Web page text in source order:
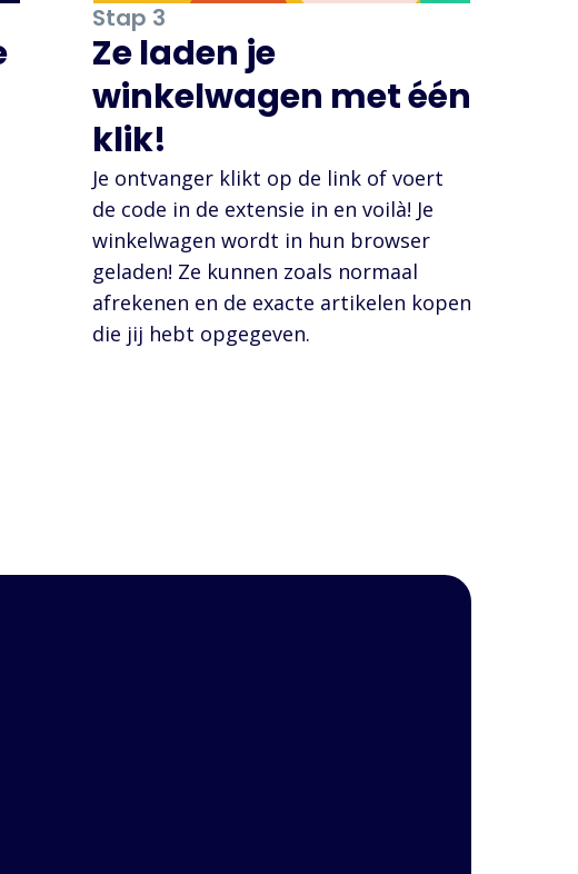
Stap 3
Ze laden je
winkelwagen met één
klik!
Je ontvanger klikt op de link of voert
de code in de extensie in en voilà! Je
winkelwagen wordt in hun browser
geladen! Ze kunnen zoals normaal
afrekenen en de exacte artikelen kopen
die jij hebt opgegeven.